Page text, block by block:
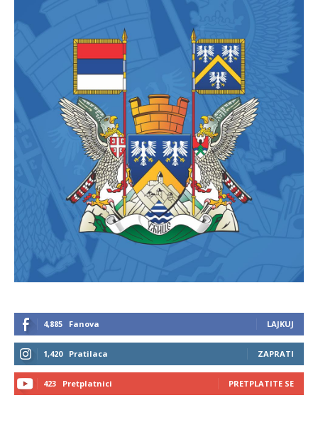
4,885 Fanova LAJKUJ
1,420 Pratilaca ZAPRATI
423 Pretplatnici PRETPLATITE SE